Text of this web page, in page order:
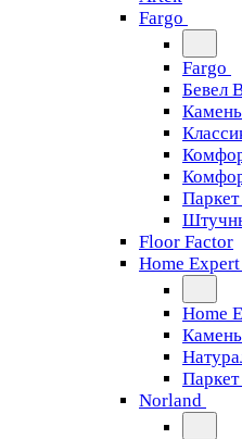
Fargo
Fargo
Бевел
Floor Factor
Home Expert
Home
Norland